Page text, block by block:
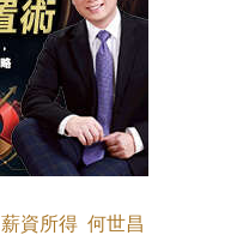
薪資所得 何世昌